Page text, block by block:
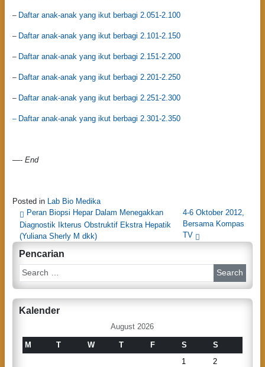
– Daftar anak-anak yang ikut berbagi 2.051-2.100
– Daftar anak-anak yang ikut berbagi 2.101-2.150
– Daftar anak-anak yang ikut berbagi 2.151-2.200
– Daftar anak-anak yang ikut berbagi 2.201-2.250
– Daftar anak-anak yang ikut berbagi 2.251-2.300
– Daftar anak-anak yang ikut berbagi 2.301-2.350
—- End
Posted in Lab Bio Medika
P
o
s
t
n
a
v
g
Peran Biopsi Hepar Dalam Menegakkan
Diagnostik Ikterus Obstruktif Ekstra Hepatik
(Yuliana Sherly M dkk)
4-6 Oktober 2012,
Bersama Kompas
TV
Pencarian
S
e
a
cKalender
August 2026
M T W T F S
S
1
2